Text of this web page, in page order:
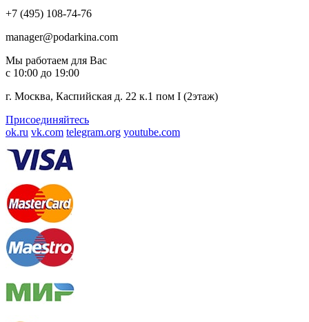
+7 (495) 108-74-76
manager@podarkina.com
Мы работаем для Вас
с 10:00 до 19:00
г. Москва, Каспийская д. 22 к.1 пом I (2этаж)
Присоединяйтесь
ok.ru vk.com telegram.org youtube.com